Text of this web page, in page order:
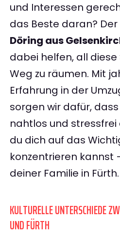
und Interessen
das Beste daran? Der
Döring aus
dabei helfen, all
Weg zu räumen. Mit
Erfahrung in der
sorgen wir dafür,
nahtlos und
du dich auf das
konzentrieren kannst
deiner Familie in Fürth.
KULTURELLE UNTERSCHIEDE
UND FÜRTH